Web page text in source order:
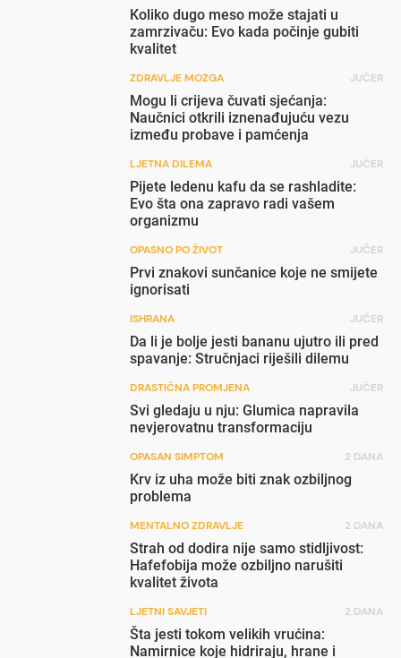
Koliko dugo meso može stajati u
zamrzivaču: Evo kada počinje gubiti
kvalitet
ZDRAVLJE MOZGA JUČER
Mogu li crijeva čuvati sjećanja:
Naučnici otkrili iznenađujuću vezu
između probave i pamćenja
LJETNA DILEMA JUČER
Pijete ledenu kafu da se rashladite:
Evo šta ona zapravo radi vašem
organizmu
OPASNO PO ŽIVOT JUČER
Prvi znakovi sunčanice koje ne smijete
ignorisati
ISHRANA JUČER
Da li je bolje jesti bananu ujutro ili pred
spavanje: Stručnjaci riješili dilemu
DRASTIČNA PROMJENA JUČER
Svi gledaju u nju: Glumica napravila
nevjerovatnu transformaciju
OPASAN SIMPTOM 2 DANA
Krv iz uha može biti znak ozbiljnog
problema
MENTALNO ZDRAVLJE 2 DANA
Strah od dodira nije samo stidljivost:
Hafefobija može ozbiljno narušiti
kvalitet života
LJETNI SAVJETI 2 DANA
Šta jesti tokom velikih vrućina:
Namirnice koje hidriraju, hrane i